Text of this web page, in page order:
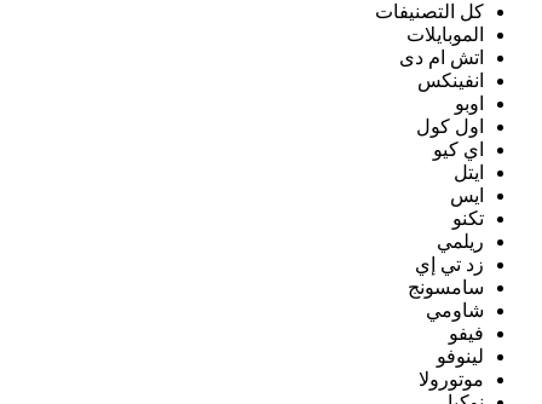
كل التصنيفات
الموبايلات
اتش ام دى
انفينكس
اوبو
اول كول
اي كيو
ايتل
ايس
تكنو
ريلمي
زد تي إي
سامسونج
شاومي
فيفو
لينوفو
موتورولا